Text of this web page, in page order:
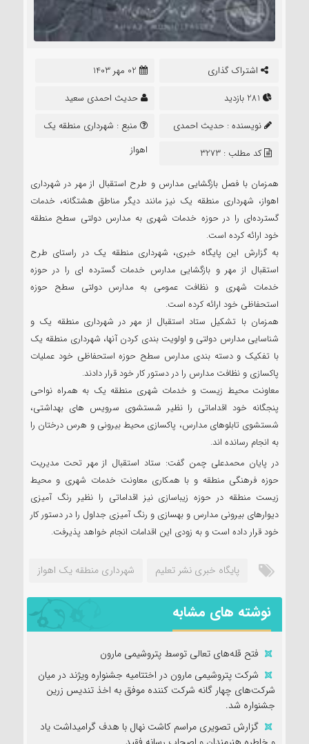
اشتراک گذاری
02 مهر 1403
حدیث احمدی سعید
نویسنده : حدیث احمدی
سعید
منبع : شهرداری منطقه یک
اهواز
کد مطلب : 3273
همزمان با فصل بازگشایی مدارس و طرح استقبال از مهر در شهرداری
اهواز، شهرداری منطقه یک نیز مانند دیگر مناطق هشتگانه، خدمات
گسترده‌ای را در حوزه خدمات شهری به مدارس دولتی سطح منطقه
خود ارائه کرده است.
به گزارش این پایگاه خبری، شهرداری منطقه یک در راستای طرح
استقبال از مهر و بازگشایی مدارس خدمات گسترده ای را در حوزه
خدمات شهری و نظافت عمومی به مدارس دولتی سطح حوزه
استحفاظی خود ارائه کرده است.
همزمان با تشکیل ستاد استقبال از مهر در شهرداری منطقه یک و
شناسایی مدارس دولتی و اولویت بندی کردن آنها، شهرداری منطقه یک
با تفکیک و دسته بندی مدارس سطح حوزه استحفاظی خود عملیات
پاکسازی و نظافت مدارس را در دستور کار خود قرار دادند.
معاونت محیط زیست و خدمات شهری منطقه یک به همراه نواحی
پنجگانه خود اقداماتی را نظیر شستشوی سرویس های بهداشتی،
شستشوی تابلوهای مدارس، پاکسازی محیط بیرونی و هرس درختان را
به انجام رسانده اند.
در پایان محمدعلی چمن گفت: ستاد استقبال از مهر تحت مدیریت
حوزه فرهنگی منطقه و با همکاری معاونت خدمات شهری و محیط
زیست منطقه در حوزه زیباسازی نیز اقداماتی را نظیر رنگ آمیزی
دیوارهای بیرونی مدارس و بهسازی و رنگ آمیزی جداول را در دستور کار
خود قرار داده است و به زودی این اقدامات انجام خواهد پذیرفت.
پایگاه خبری نشر تعلیم شهرداری منطقه یک اهواز
نوشته های مشابه
فتح‌ قله‌های تعالی توسط پتروشیمی مارون
شرکت پتروشیمی مارون در اختتامیه جشنواره ویژند در میان
شرکت‌های چهار گانه شرکت کننده موفق به اخذ تندیس زرین
جشنواره شد.
گزارش تصویری مراسم کاشت نهال با هدف گرامیداشت یاد